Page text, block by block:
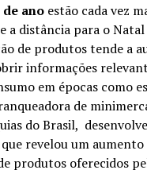
ano estão cada vez
a distância para o
de produtos tende a
informações
em épocas como
de
do Brasil,
revelou um
produtos oferecidos